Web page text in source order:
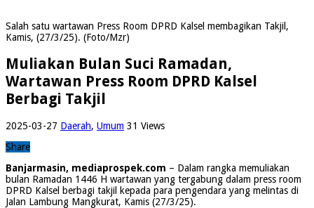
Salah satu wartawan Press Room DPRD Kalsel membagikan Takjil,
Kamis, (27/3/25). (Foto/Mzr)
Muliakan Bulan Suci Ramadan,
Wartawan Press Room DPRD Kalsel
Berbagi Takjil
2025-03-27 Daerah, Umum 31 Views
Share
Banjarmasin, mediaprospek.com – Dalam rangka memuliakan
bulan Ramadan 1446 H wartawan yang tergabung dalam press room
DPRD Kalsel berbagi takjil kepada para pengendara yang melintas di
Jalan Lambung Mangkurat, Kamis (27/3/25).